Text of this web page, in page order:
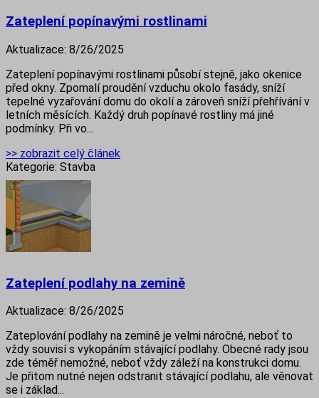
Zateplení popínavými rostlinami
Aktualizace: 8/26/2025
Zateplení popínavými rostlinami působí stejně, jako okenice
před okny. Zpomalí proudění vzduchu okolo fasády, sníží
tepelné vyzařování domu do okolí a zároveň sníží přehřívání v
letních měsících. Každý druh popínavé rostliny má jiné
podmínky. Při vo...
>> zobrazit celý článek
Kategorie: Stavba
Zateplení podlahy na zemině
Aktualizace: 8/26/2025
Zateplování podlahy na zemině je velmi náročné, neboť to
vždy souvisí s vykopáním stávající podlahy. Obecné rady jsou
zde téměř nemožné, neboť vždy záleží na konstrukci domu.
Je přitom nutné nejen odstranit stávající podlahu, ale věnovat
se i základ...